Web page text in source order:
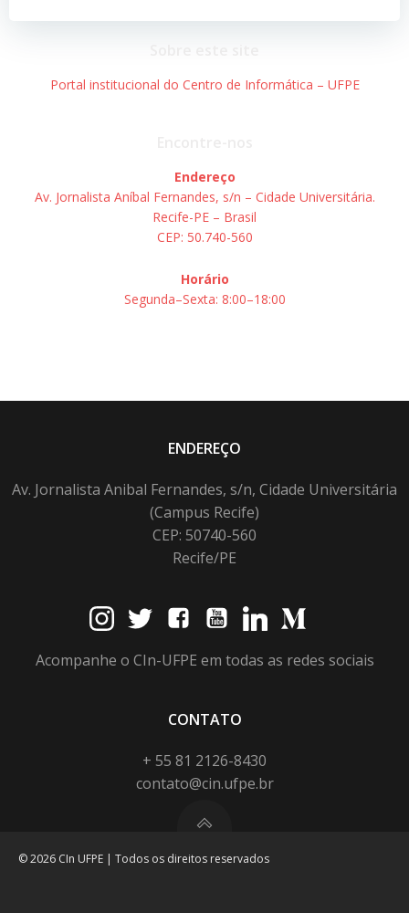
Post
Post
Portal institucional do Centro de Informática – UFPE
Endereço
Av. Jornalista Aníbal Fernandes, s/n – Cidade Universitária.
Recife-PE – Brasil
CEP: 50.740-560
Horário
Segunda–Sexta: 8:00–18:00
ENDEREÇO
Av. Jornalista Anibal Fernandes, s/n, Cidade Universitária
(Campus Recife)
CEP: 50740-560
Recife/PE
Acompanhe o CIn-UFPE em todas as redes sociais
CONTATO
+ 55 81 2126-8430
contato@cin.ufpe.br
© 2026 CIn UFPE | Todos os direitos reservados